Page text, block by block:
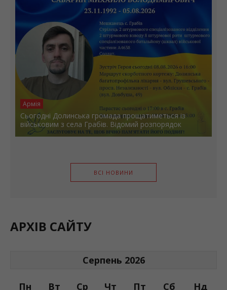
Армія
Сьогодні Долинська громада прощатиметься із
військовим з села Грабів. Відомий розпорядок
ВСІ НОВИНИ
АРХІВ САЙТУ
Серпень 2026
Пн Вт Ср Чт Пт Сб Нд